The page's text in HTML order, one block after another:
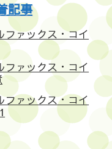
記事
ァックス・コイ
ァックス・コイ
ァックス・コイ